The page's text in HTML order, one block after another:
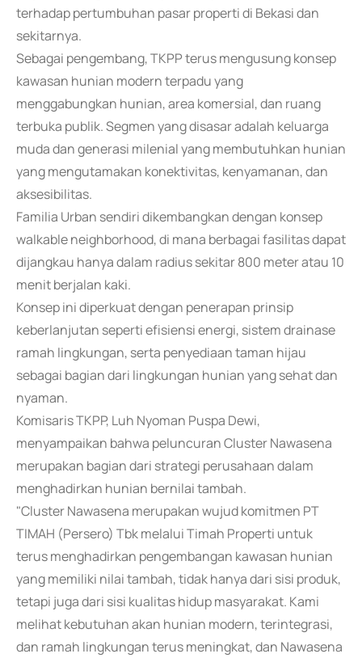
terhadap pertumbuhan pasar properti di Bekasi dan
sekitarnya.
Sebagai pengembang, TKPP terus mengusung konsep
kawasan hunian modern terpadu yang
menggabungkan hunian, area komersial, dan ruang
terbuka publik. Segmen yang disasar adalah keluarga
muda dan generasi milenial yang membutuhkan hunian
yang mengutamakan konektivitas, kenyamanan, dan
aksesibilitas.
Familia Urban sendiri dikembangkan dengan konsep
walkable neighborhood, di mana berbagai fasilitas dapat
dijangkau hanya dalam radius sekitar 800 meter atau 10
menit berjalan kaki.
Konsep ini diperkuat dengan penerapan prinsip
keberlanjutan seperti efisiensi energi, sistem drainase
ramah lingkungan, serta penyediaan taman hijau
sebagai bagian dari lingkungan hunian yang sehat dan
nyaman.
Komisaris TKPP, Luh Nyoman Puspa Dewi,
menyampaikan bahwa peluncuran Cluster Nawasena
merupakan bagian dari strategi perusahaan dalam
menghadirkan hunian bernilai tambah.
"Cluster Nawasena merupakan wujud komitmen PT
TIMAH (Persero) Tbk melalui Timah Properti untuk
terus menghadirkan pengembangan kawasan hunian
yang memiliki nilai tambah, tidak hanya dari sisi produk,
tetapi juga dari sisi kualitas hidup masyarakat. Kami
melihat kebutuhan akan hunian modern, terintegrasi,
dan ramah lingkungan terus meningkat, dan Nawasena